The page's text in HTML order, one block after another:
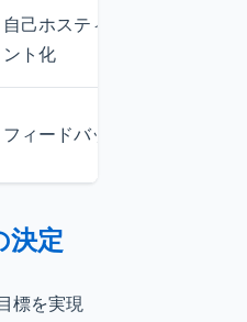
自己ホスティング用ドキュメ
ント化
フィードバック収集
決定
標を実現